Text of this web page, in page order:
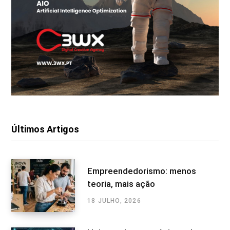
Últimos Artigos
Empreendedorismo: menos
teoria, mais ação
18 JULHO, 2026